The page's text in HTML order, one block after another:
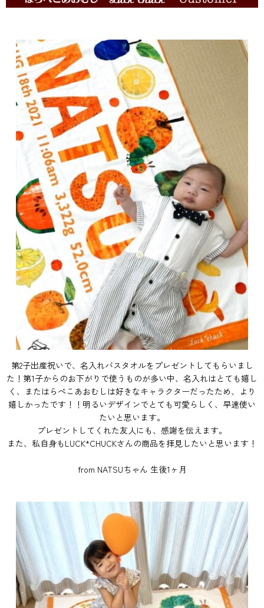
第2子出産祝いで、名入れバスタオルをプレゼントしてもらいまし
た！第1子からのお下がりで使うものが多い中、名入れはとても嬉し
く、またはらぺこあおむしは好きなキャラクターだったため、より
嬉しかったです！！明るいデザインでとても可愛らしく、早速使い
たいと思います。
プレゼントしてくれた友人にも、感謝を伝えます。
また、私自身もLUCK*CHUCKさんの商品を拝見したいと思います！
from NATSUちゃん 生後1ヶ月